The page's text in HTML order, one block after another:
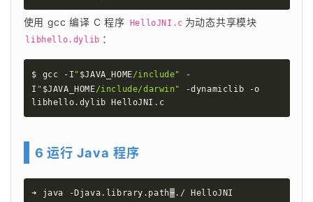
使用 gcc 编译 C 程序 HelloJNI.c 为动态共享模块
libhello.dylib ：
$ gcc -I " $JAVA_HOME/include"
-
I " $JAVA_HOME/include/darwin"
-dynamiclib -o
libhello.dylib HelloJNI.c
6 运行 Java 程序
➜ java -Djava.library.path=